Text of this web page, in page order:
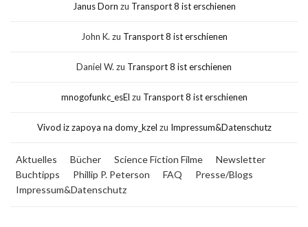
Janus Dorn zu Transport 8 ist erschienen
John K. zu Transport 8 ist erschienen
Daniel W. zu Transport 8 ist erschienen
mnogofunkc_esEl zu Transport 8 ist erschienen
Vivod iz zapoya na domy_kzel zu Impressum&Datenschutz
Aktuelles Bücher Science Fiction Filme
Newsletter
Buchtipps
Phillip P. Peterson FAQ
Presse/Blogs
Impressum&Datenschutz